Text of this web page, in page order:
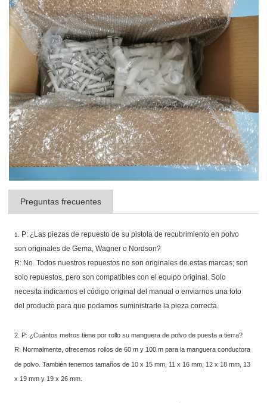
Preguntas frecuentes
1.
P: ¿Las piezas de repuesto de su pistola de recubrimiento en polvo
son originales de Gema, Wagner o Nordson?
R: No. Todos nuestros repuestos no son originales de estas marcas; son
solo repuestos, pero son compatibles con el equipo original. Solo
necesita indicarnos el código original del manual o enviarnos una foto
del producto para que podamos suministrarle la pieza correcta.
2. P: ¿Cuántos metros tiene por rollo su manguera de polvo de puesta a tierra?
R: Normalmente, ofrecemos rollos de 60 m y 100 m para la manguera conductora
de polvo. También tenemos tamaños de 10 x 15 mm, 11 x 16 mm, 12 x 18 mm, 13
x 19 mm y 19 x 26 mm.